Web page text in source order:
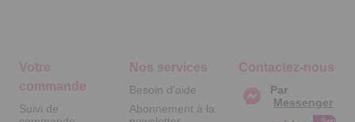
Votre
commande
Suivi de
Nos services
Besoin d'aide
Abonnement à la
Contactez-nous
Par
Messenger